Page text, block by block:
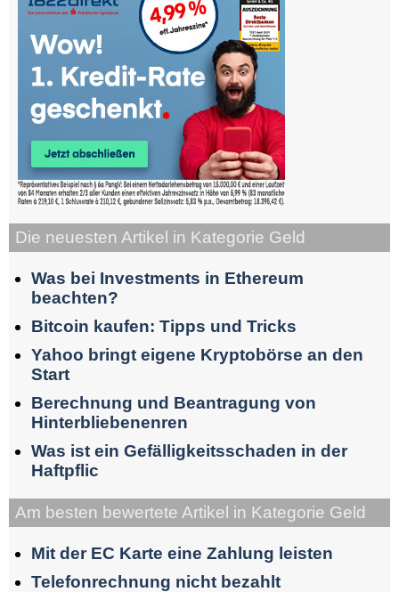
Die neuesten Artikel in Kategorie Geld
Was bei Investments in Ethereum
beachten?
Bitcoin kaufen: Tipps und Tricks
Yahoo bringt eigene Kryptobörse an den
Start
Berechnung und Beantragung von
Hinterbliebenenren
Was ist ein Gefälligkeitsschaden in der
Haftpflic
Am besten bewertete Artikel in Kategorie Geld
Mit der EC Karte eine Zahlung leisten
Telefonrechnung nicht bezahlt